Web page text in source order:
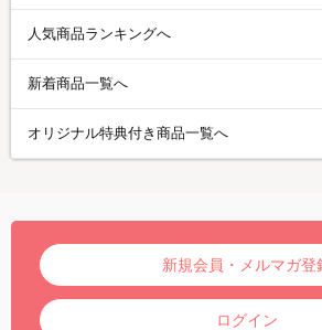
人気商品ランキングへ
新着商品一覧へ
オリジナル特典付き商品一覧へ
新規会員・メルマガ登
ログイン